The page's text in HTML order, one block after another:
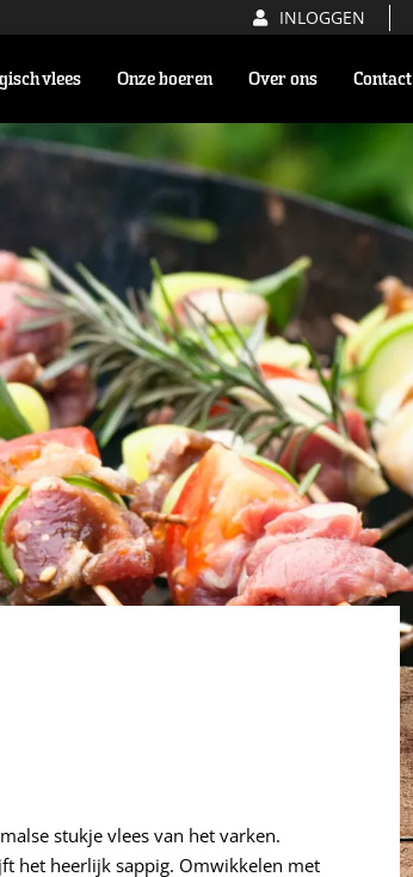
INLOGGEN
vlees Onze boeren Over ons Contact
stukje vlees van het varken.
het heerlijk sappig. Omwikkelen met